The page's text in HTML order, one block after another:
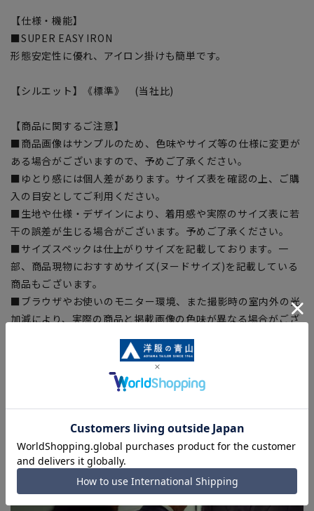
【仕様・機能】
■SUPER EASY IRON
形態安定性に優れ、アイロン掛けも簡単です。
【シルエット】《標準》 (当社比)
【商品に関するご注意】
■商品画像はサンプルのため、色味やサイズ等の仕様に変更が
ある場合がございますので、予めご了承ください。
■ゆとり感には個人差があります。サイズ表を確認の上、ご購
入の目安としてご利用ください。
■生地や仕様・デザインにより、着用感や実際のサイズ表に若
干の誤差が生じる場合がございます。予めご了承ください。
■サイズスペックは仕上がりサイズを記載しております。一
部、商品現物におすすめサイズ(ヌードサイズ)を記載している
商品もございます。
■ブラウザやお使いのモニター環境、また撮影時の室内外の光
加減により、実際の商品と掲載画像の色味が異なる場合がござ
■店舗や各モールサイトと商品在庫を共有しております関係
上、ご注文いただいたタイミングにより欠品が発生し、ご注文
を完了できない場合がございます。予めご了承ください。
■お急ぎ発送のご注文につきましても、ご注文のタイミングに
よってはお急ぎ発送サービスを選択できない場合がございま
す。